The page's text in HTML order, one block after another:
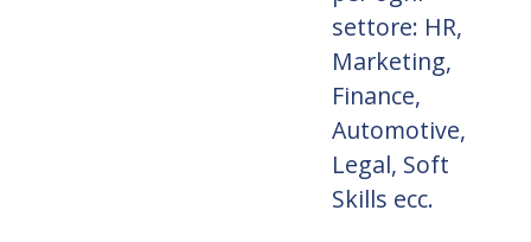
settore: HR,
Marketing,
Finance,
Automotive,
Legal, Soft
Skills ecc.